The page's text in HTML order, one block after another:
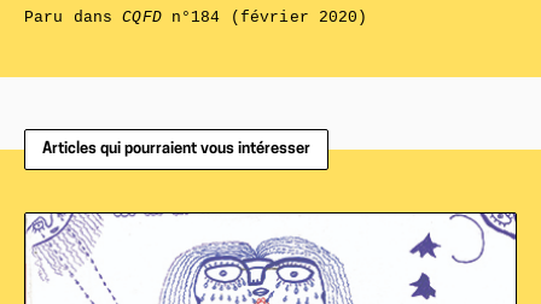
Paru dansCQFDn°184 (février 2020)
Articles qui pourraient vous intéresser